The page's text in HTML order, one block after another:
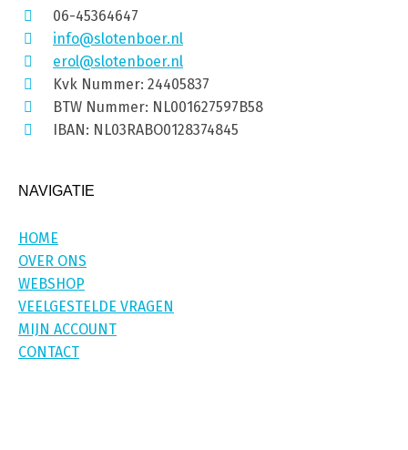
06-45364647
info@slotenboer.nl
erol@slotenboer.nl
Kvk Nummer: 24405837
BTW Nummer: NL001627597B58
IBAN: NL03RABO0128374845
NAVIGATIE
HOME
OVER ONS
WEBSHOP
VEELGESTELDE VRAGEN
MIJN ACCOUNT
CONTACT